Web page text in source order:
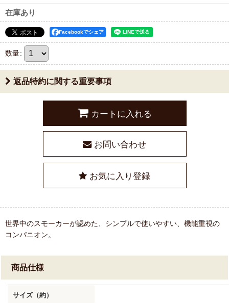
在庫あり
Facebookでシェア
数量:
返品特約に関する重要事項
カートに入れる
お問い合わせ
お気に入り登録
世界中のスモーカーが認めた、シンプルで使いやすい、機能重視の
コンパニオン。
商品仕様
サイズ（約）